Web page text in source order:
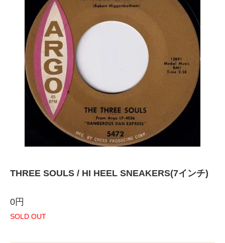
THREE SOULS / HI HEEL SNEAKERS(7インチ)
0円
SOLD OUT